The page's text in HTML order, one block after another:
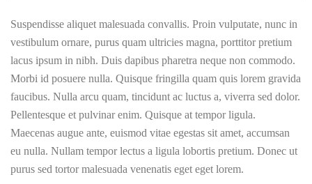
Suspendisse aliquet malesuada convallis. Proin vulputate, nunc in
vestibulum ornare, purus quam ultricies magna, porttitor pretium
lacus ipsum in nibh. Duis dapibus pharetra neque non commodo.
Morbi id posuere nulla. Quisque fringilla quam quis lorem gravida
faucibus. Nulla arcu quam, tincidunt ac luctus a, viverra sed dolor.
Pellentesque et pulvinar enim. Quisque at tempor ligula.
Maecenas augue ante, euismod vitae egestas sit amet, accumsan
eu nulla. Nullam tempor lectus a ligula lobortis pretium. Donec ut
purus sed tortor malesuada venenatis eget eget lorem.